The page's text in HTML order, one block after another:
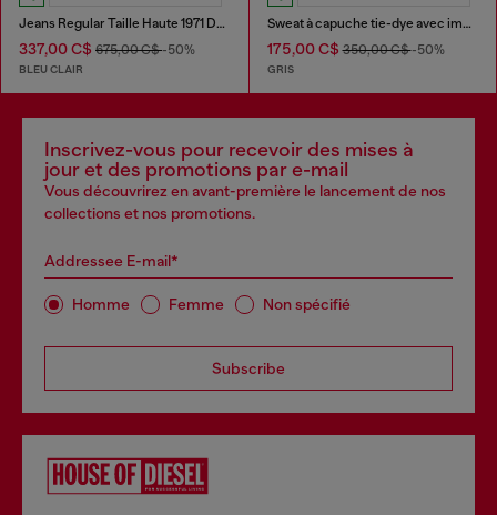
Jeans Regular Taille Haute 1971 D-Sent
337,00 C$ 675,00 C$-50%
BLEU CLAIR
Sweat à capuche tie-dye avec imprimé graphique cheval
175,00 C$350,00 C$-50%
GRIS
Inscrivez-vous pour recevoir des mises à
jour et des promotions par e-mail
Vous découvrirez en avant-première le lancement de nos
collections et nos promotions.
Addressee E-mail*
Homme Femme Non spécifié
Subscribe